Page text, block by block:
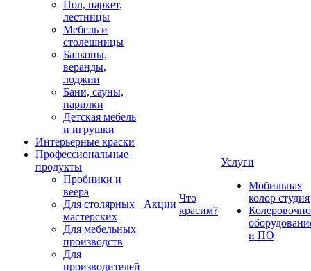
Пол, паркет,
лестницы
Мебель и
столешницы
Балконы,
веранды,
лоджии
Бани, сауны,
парилки
Детская мебель
и игрушки
Интерьерные краски
Профессиональные
продукты
Пробники и
веера
Для столярных
мастерских
Для мебельных
производств
Для
производителей
Акции
Что
красим?
Услуги
Мобильная
колор студия
и ПО